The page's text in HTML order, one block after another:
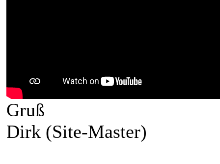
Gruß
Dirk (Site-Master)